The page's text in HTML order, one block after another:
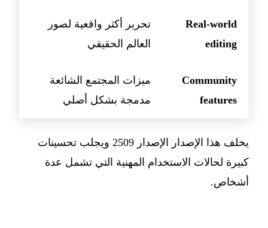
Real-world
editing
تحرير أكثر واقعية لصور
العالم الحقيقي
Community
features
ميزات المجتمع الشائعة
مدمجة بشكل أصلي
يخلف هذا الإصدار الإصدار 2509 ويجلب تحسينات
كبيرة لحالات الاستخدام المهنية التي تشمل عدة
أشخاص.